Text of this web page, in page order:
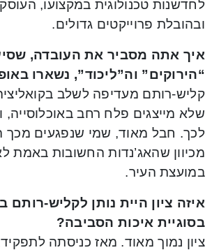
לחדשנות טכנולוגית במקצועו,
ובהובלת פרוייקטים גדולים.
איך אתה מסביר את העובדה,
“הירוקים” וה”ליכוד”, נשארו
קליש-רותם מעדיפה לשלב
שלא מייצגים פלח רחב באוכלוסייה,
לכך. חבל מאוד, שמי שנפגעים מכך
מכיוון שהאג’נדות החשובות באמת
במועצת העיר.
איזה ציון היית נותן לקליש-רותם
בסוגיית איכות הסביבה?
ציון נמוך מאוד. מאז כניסתה